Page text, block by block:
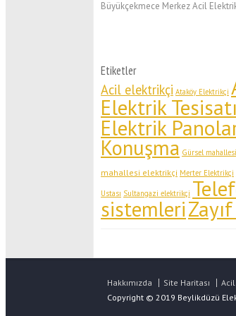
Büyükçekmece Merkez Acil
Etiketler
Acil elektrikçi Ataköy Elektrikçi
Elektrik Tesisatı
Elektrik
Konuşma Gürsel
mahallesi elektrikçi Merter Elektrikçi
Ustası Sultangazi elektrikçi
sistemleri
Hakkımızda Site Haritası
Copyright © 2019 Beylikdüzü